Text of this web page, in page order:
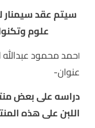
سيتم عقد سيمنار
علوم
احمد محمود عبدالله
عنوان-
دراسه على بعض
اللبن على هذه